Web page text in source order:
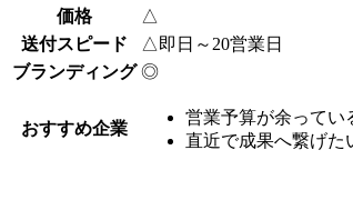
価格
△
送付スピード
△ 即日～20営業日
ブランディング ◎
おすすめ企業
営業予算が余ってい
直近で成果へ繋げた